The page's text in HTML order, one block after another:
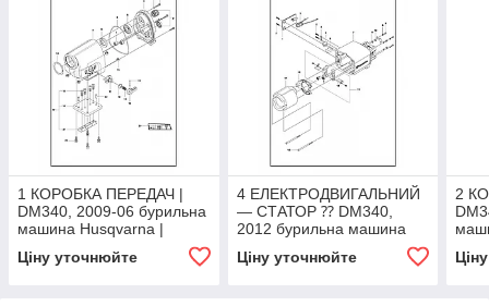
1 КОРОБКА ПЕРЕДАЧ |
DM340, 2009-06 бурильна
машина Husqvarna |
Ціну уточнюйте
4 ЕЛЕКТРОДВИГАЛЬНИЙ
— СТАТОР ⁇ DM340,
2012 бурильна машина
буріння ⁇
Ціну уточнюйте
2